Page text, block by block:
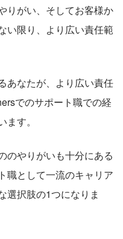
りがい、そしてお客様か
い限り、より広い責任範
あなたが、より広い責任
でのサポート職での経
す。
のやりがいも十分にある
職として一流のキャリア
選択肢の1つになりま